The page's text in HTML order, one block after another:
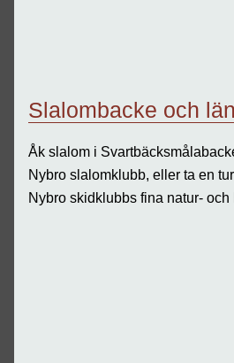
Slalombacke och
Åk slalom i
Nybro slalomklubb, eller ta en
Nybro skidklubbs fina natur- och